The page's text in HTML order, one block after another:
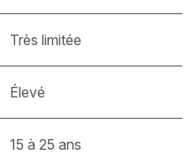
Très limitée
Élevé
15 à 25 ans